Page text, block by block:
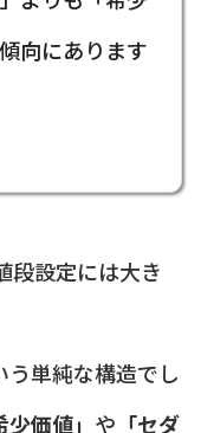
向にあります
段設定には大き
単純な構造でし
価値」 や 「セダ